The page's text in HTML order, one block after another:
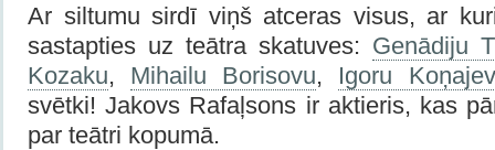
Ar siltumu sirdī viņš atceras visus, ar
sastapties uz teātra skatuves: Genādiju
Kozaku, Mihailu Borisovu, Igoru
svētki! Jakovs Rafaļsons ir aktieris, kas
par teātri kopumā.